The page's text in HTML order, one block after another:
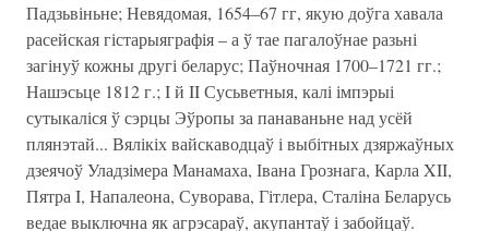
Падзьвіньне; Невядомая, 1654–67 гг, якую доўга хавала
расейская гістарыяграфія – а ў тае пагалоўнае разьні
загінуў кожны другі беларус; Паўночная 1700–1721 гг.;
Нашэсьце 1812 г.; I й II Сусьветныя, калі імпэрыі
сутыкаліся ў сэрцы Эўропы за панаваньне над усёй
плянэтай... Вялікіх вайскаводцаў і выбітных дзяржаўных
дзеячоў Уладзімера Манамаха, Івана Грознага, Карла XII,
Пятра I, Напалеона, Суворава, Гітлера, Сталіна Беларусь
ведае выключна як агрэсараў, акупантаў і забойцаў.